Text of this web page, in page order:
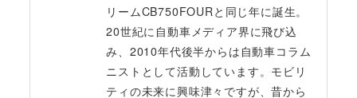
リームCB750FOURと同じ年に誕生。
20世紀に自動車メディア界に飛び込
み、2010年代後半からは自動車コラム
ニストとして活動しています。モビリ
ティの未来に興味津々ですが、昔から